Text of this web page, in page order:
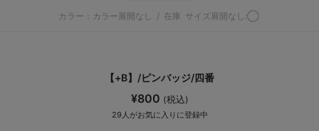
カラー：カラー展開なし / 在庫 サイズ展開なし:◯
【+B】/ピンバッジ/四番
¥800 (税込)
29 人がお気に入りに登録中